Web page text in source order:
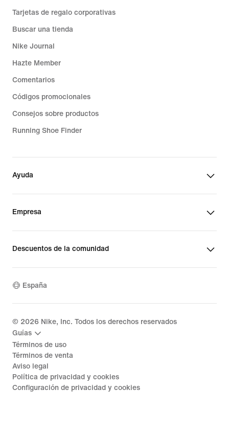
Tarjetas de regalo corporativas
Buscar una tienda
Nike Journal
Hazte Member
Comentarios
Códigos promocionales
Consejos sobre productos
Running Shoe Finder
Ayuda
Empresa
Descuentos de la comunidad
España
© 2026 Nike, Inc. Todos los derechos reservados
Guías
Términos de uso
Términos de venta
Aviso legal
Política de privacidad y cookies
Configuración de privacidad y cookies